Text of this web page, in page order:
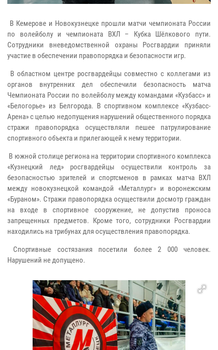
В Кемерове и Новокузнецке прошли матчи чемпионата России
по волейболу и чемпионата ВХЛ – Кубка Шёлкового пути.
Сотрудники вневедомственной охраны Росгвардии приняли
участие в обеспечении правопорядка и безопасности игр.
В областном центре росгвардейцы совместно с коллегами из
органов внутренних дел обеспечили безопасность матча
Чемпионата России по волейболу между командами «Кузбасс» и
«Белогорье» из Белгорода. В спортивном комплексе «Кузбасс-
Арена» с целью недопущения нарушений общественного порядка
стражи правопорядка осуществляли пешее патрулирование
спортивного объекта и прилегающей к нему территории.
В южной столице региона на территории спортивного комплекса
«Кузнецкий лед» росгвардейцы осуществили контроль за
безопасностью зрителей и спортсменов в рамках матча ВХЛ
между новокузнецкой командой «Металлург» и воронежским
«Бураном». Стражи правопорядка осуществили досмотр граждан
на входе в спортивное сооружение, не допустив проноса
запрещенных предметов. Кроме того, сотрудники Росгвардии
находились на трибунах для осуществления правопорядка.
Спортивные состязания посетили более 2 000 человек.
Нарушений не допущено.